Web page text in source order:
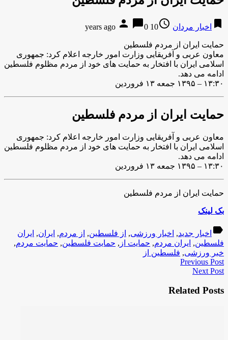
bookmark اخبار مردان access_time
10 years ago
person chat_bubble0
حمایت ایران از مردم فلسطین
معاون عربی و آفریقایی وزارت امور خارجه اعلام کرد: جمهوری
اسلامی ایران با افتخار به حمایت های خود از مردم مظلوم فلسطین
ادامه می دهد.
۱۳:۳۰ – ۱۳۹۵ جمعه ۱۳ فروردین
حمایت ایران از مردم فلسطین
معاون عربی و آفریقایی وزارت امور خارجه اعلام کرد: جمهوری
اسلامی ایران با افتخار به حمایت های خود از مردم مظلوم فلسطین
ادامه می دهد.
۱۳:۳۰ – ۱۳۹۵ جمعه ۱۳ فروردین
حمایت ایران از مردم فلسطین
بک لینک
label اخبار جدید, اخبار ورزشی, از فلسطین, از مردم, ایران, ایران
فلسطین, ایران مردم, حمایت از , حمایت فلسطین, حمایت مردم,
خبر ورزشی, فلسطین از
Previous Post
Next Post
Related Posts